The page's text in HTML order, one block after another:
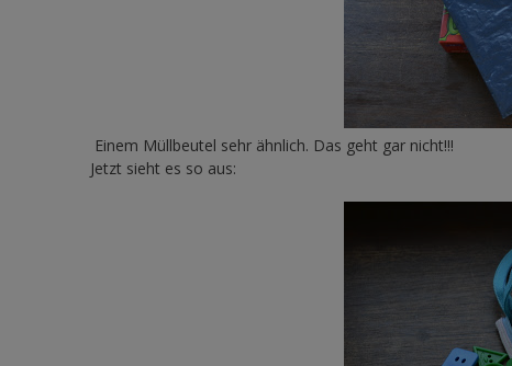
Einem Müllbeutel sehr ähnlich. Das geht gar nicht!!!
Jetzt sieht es so aus: